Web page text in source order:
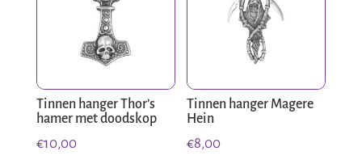
Tinnen hanger Thor’s
hamer met doodskop
€10,00
Tinnen hanger Magere
Hein
€8,00